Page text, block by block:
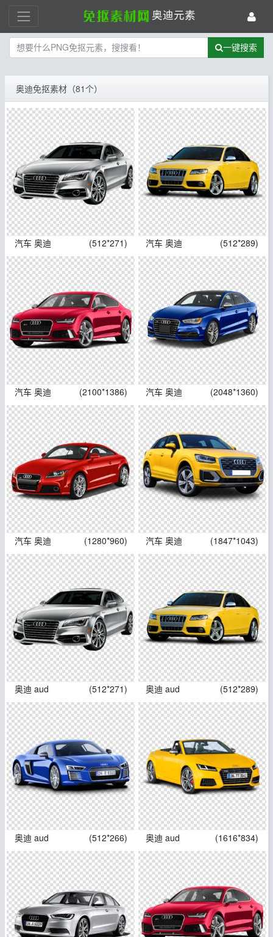
奥迪元素
一键搜索
奥迪免抠素材（81个）
汽车 奥迪 (512*271) 汽车 奥迪 (512*289)
汽车 奥迪 (2100*1386) 汽车 奥迪 (2048*1360)
汽车 奥迪 (1280*960) 汽车 奥迪 (1847*1043)
奥迪 aud (512*271) 奥迪 aud (512*289)
奥迪 aud (512*266) 奥迪 aud (1616*834)